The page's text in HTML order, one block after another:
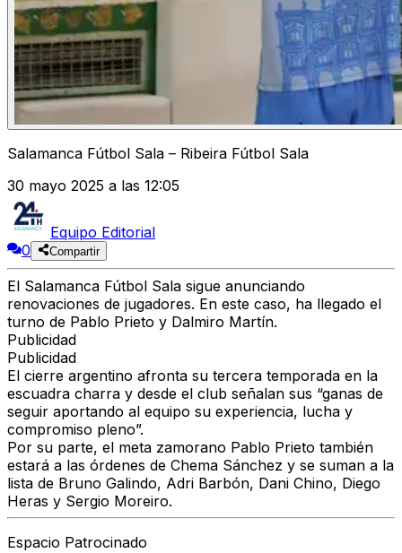
Salamanca Fútbol Sala – Ribeira Fútbol Sala
30 mayo 2025 a las 12:05
Equipo Editorial
0
Compartir
El Salamanca Fútbol Sala sigue anunciando
renovaciones de jugadores. En este caso, ha llegado el
turno de Pablo Prieto y Dalmiro Martín.
Publicidad
Publicidad
El cierre argentino afronta su tercera temporada en la
escuadra charra y desde el club señalan sus “ganas de
seguir aportando al equipo su experiencia, lucha y
compromiso pleno”.
Por su parte, el meta zamorano Pablo Prieto también
estará a las órdenes de Chema Sánchez y se suman a la
lista de Bruno Galindo, Adri Barbón, Dani Chino, Diego
Heras y Sergio Moreiro.
Espacio Patrocinado